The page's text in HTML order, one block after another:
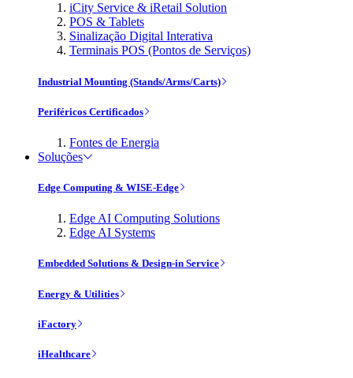
iCity Service & iRetail Solution
POS & Tablets
Sinalização Digital Interativa
Terminais POS (Pontos de Serviços)
Industrial Mounting (Stands/Arms/Carts)
Periféricos Certificados
Fontes de Energia
Soluções
Edge Computing & WISE-Edge
Edge AI Computing Solutions
Edge AI Systems
Embedded Solutions & Design-in Service
Energy & Utilities
iFactory
iHealthcare